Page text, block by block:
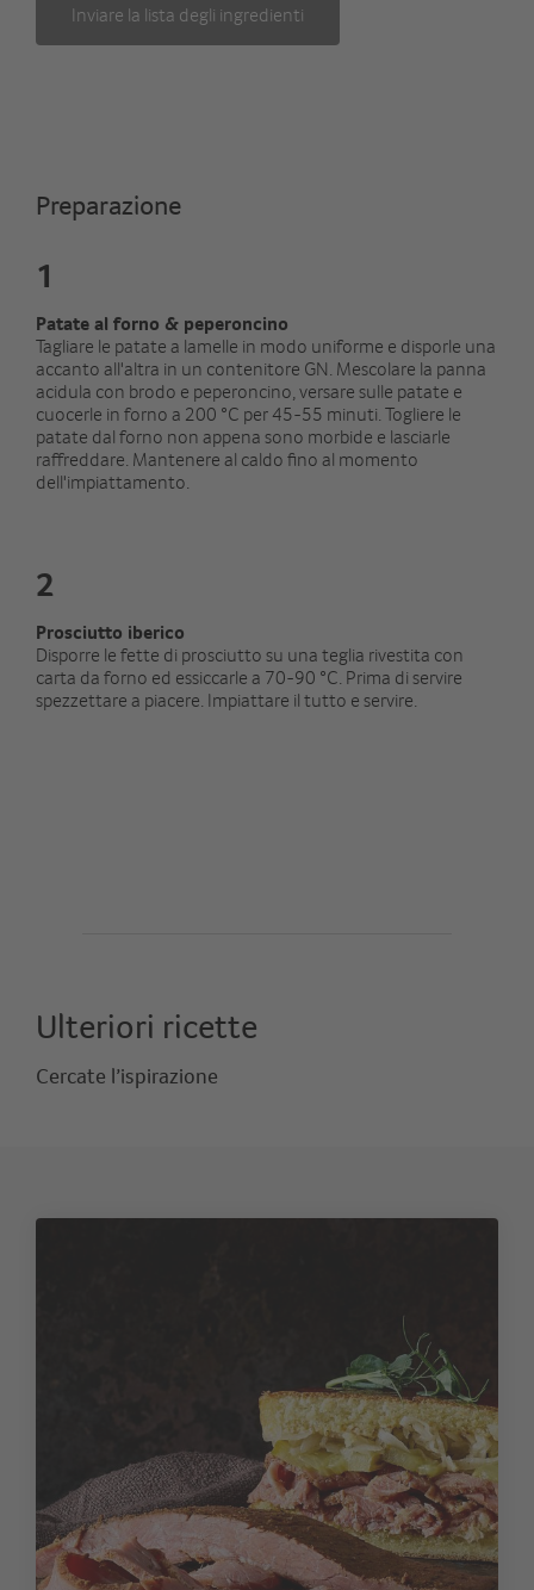
Inviare la lista degli ingredienti
Preparazione
1
Patate al forno & peperoncino
Tagliare le patate a lamelle in modo uniforme e disporle una
accanto all'altra in un contenitore GN. Mescolare la panna
acidula con brodo e peperoncino, versare sulle patate e
cuocerle in forno a 200 °C per 45-55 minuti. Togliere le
patate dal forno non appena sono morbide e lasciarle
raffreddare. Mantenere al caldo fino al momento
dell'impiattamento.
2
Prosciutto iberico
Disporre le fette di prosciutto su una teglia rivestita con
carta da forno ed essiccarle a 70-90 °C. Prima di servire
spezzettare a piacere. Impiattare il tutto e servire.
Ulteriori ricette
Cercate l’ispirazione